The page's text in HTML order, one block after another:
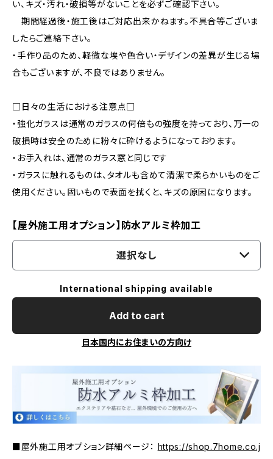
い、キズ・汚れ・破損等がないことを必ずご確認下さい。
期間経過後・施工後はご対応出来かねます。不具合等ございま
したらご連絡下さい。
・手作り品のため、軽微な埃や色合い・デザインの差異が生じる場
合もございますが、不良ではありません。
□日々の生活における注意点□
・強化ガラスは通常のガラスの何倍もの強度を持っており、万一の
破損時は安全のために粉々に砕けるようになっております。
・お手入れは、通常のガラス窓と同じです
・ガラスに触れるものは、タオルも含めて清潔で柔らかいものをご
使用ください。固いもので表面を拭くと、キズの原因になります。
【屋外施工用オプション】防水アルミ枠加工
選択なし
International shipping available
Add to cart
日本国内にお住まいの方向け
■屋外施工用オプション詳細ページ： https://shop.7home.co.j